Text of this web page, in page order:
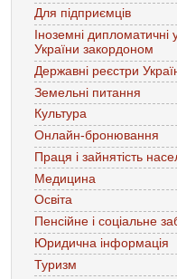
Для підприємців
Іноземні дипломатичні
України закордоном
Державні реєстри
Земельні питання
Культура
Онлайн-бронювання
Праця і зайнятість
Медицина
Освіта
Пенсійне і соціальне
Юридична інформація
Туризм